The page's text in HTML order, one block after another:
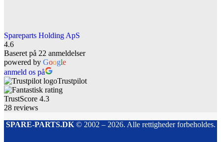
Spareparts Holding ApS
4.6
Baseret på 22 anmeldelser
powered by Google
anmeld os på
Trustpilot
TrustScore 4.3
28 reviews
SPARE-PARTS.DK© 2002 – 2026. Alle rettigheder forbeholdes.